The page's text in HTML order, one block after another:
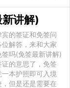
讲解)
的签证和免签问
解答，来和大家
吗(免签最新讲解)
的意思了，免签
本护照即可入境
但是还是需要在